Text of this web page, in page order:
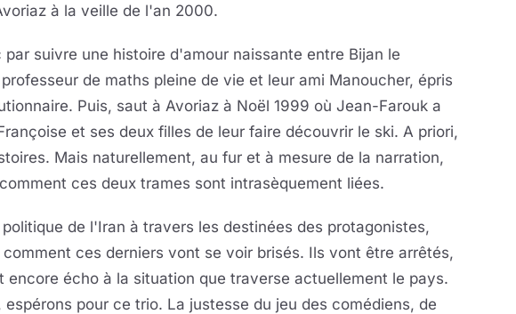
à la veille de l'an 2000.
suivre une histoire d'amour naissante entre Bijan le
de maths pleine de vie et leur ami Manoucher, épris
Puis, saut à Avoriaz à Noël 1999 où Jean-Farouk a
et ses deux filles de leur faire découvrir le ski. A priori,
Mais naturellement, au fur et à mesure de la narration,
ces deux trames sont intrasèquement liées.
de l'Iran à travers les destinées des protagonistes,
ces derniers vont se voir brisés. Ils vont être arrêtés,
écho à la situation que traverse actuellement le pays.
pour ce trio. La justesse du jeu des comédiens, de